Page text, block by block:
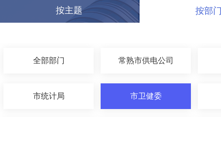
按主题 按部
全部部门 常熟市供电公司
市统计局 市卫健委